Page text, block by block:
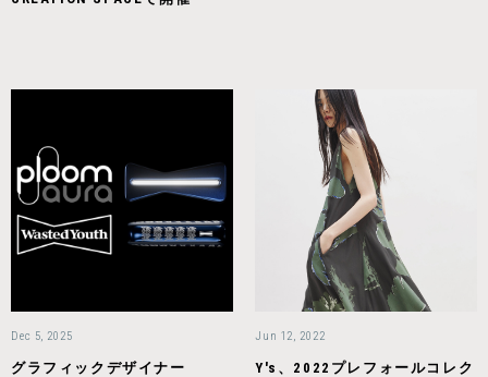
Dec 5, 2025
グラフィックデザイナー
Jun 12, 2022
Y's、2022プレフォールコレク